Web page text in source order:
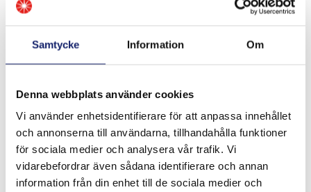
Samtycke Information Om
Denna webbplats använder cookies
Vi använder enhetsidentifierare för att anpassa innehållet
och annonserna till användarna, tillhandahålla funktioner
för sociala medier och analysera vår trafik. Vi
vidarebefordrar även sådana identifierare och annan
information från din enhet till de sociala medier och
Super-Duplex 2594NL
EN ISO 14343-A: S 25 9 4 N L AWS A5.9: ER2594